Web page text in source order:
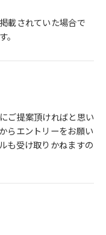
載されていた場合で
ご提案頂ければと思い
らエントリーをお願い
も受け取りかねますの